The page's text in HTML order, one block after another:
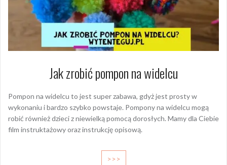
Jak zrobić pompon na widelcu
Pompon na widelcu to jest super zabawa, gdyż jest prosty w
wykonaniu i bardzo szybko powstaje. Pompony na widelcu mogą
robić również dzieci z niewielką pomocą dorosłych. Mamy dla Ciebie
film instruktażowy oraz instrukcję opisową.
>>>